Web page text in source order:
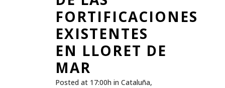
FORTIFICACIONES
EXISTENTES
EN LLORET DE
MAR
Posted at 17:00h in Cataluña,